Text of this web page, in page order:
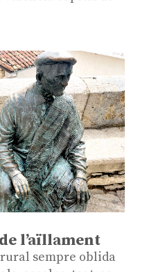
l’aïllament
sempre oblida